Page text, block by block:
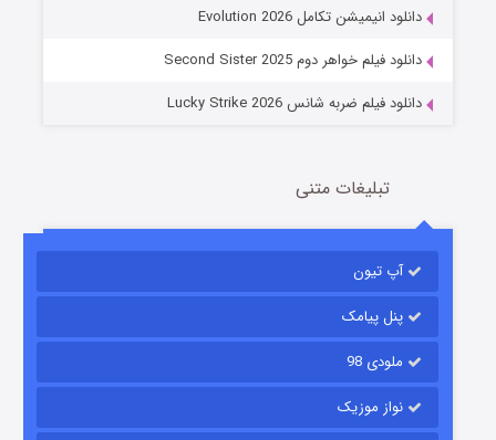
باب اسفنجی فصل ۱۷
قسمت6 (زیرنویس) منتشر شد
دانلود انیمیشن تکامل Evolution 2026
دانلود فیلم خواهر دوم Second Sister 2025
دانلود فیلم ضربه شانس Lucky Strike 2026
تبلیغات متنی
آپ تیون
پنل پیامک
ملودی 98
نواز موزیک